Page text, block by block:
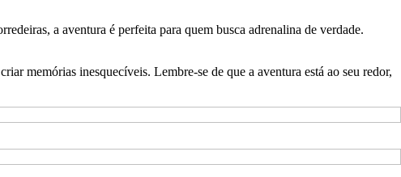
a aventura é perfeita para quem busca adrenalina de verdade.
memórias inesquecíveis. Lembre-se de que a aventura está ao seu redor,